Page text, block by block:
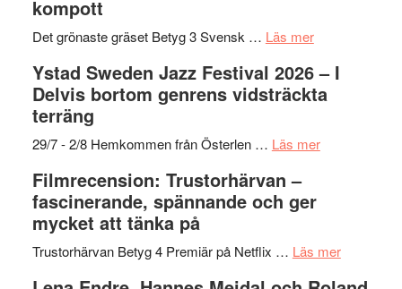
Frankenshtey
med
Fox
och
Scully
åretsFilmstadens
stipendium
kompott
Det grönaste gräset Betyg 3 Svensk … Läs merom
Det
grönaste
–
och
lättsam
Ystad Sweden Jazz Festival 2026 – I
Delvis bortom genrens vidsträckta
terräng
29/7 - 2/8 Hemkommen från Österlen … Läs merom
2026
Filmrecension: Trustorhärvan –
fascinerande, spännande och ger
mycket att tänka på
Trustorhärvan Betyg 4 Premiär på Netflix … Läs merom